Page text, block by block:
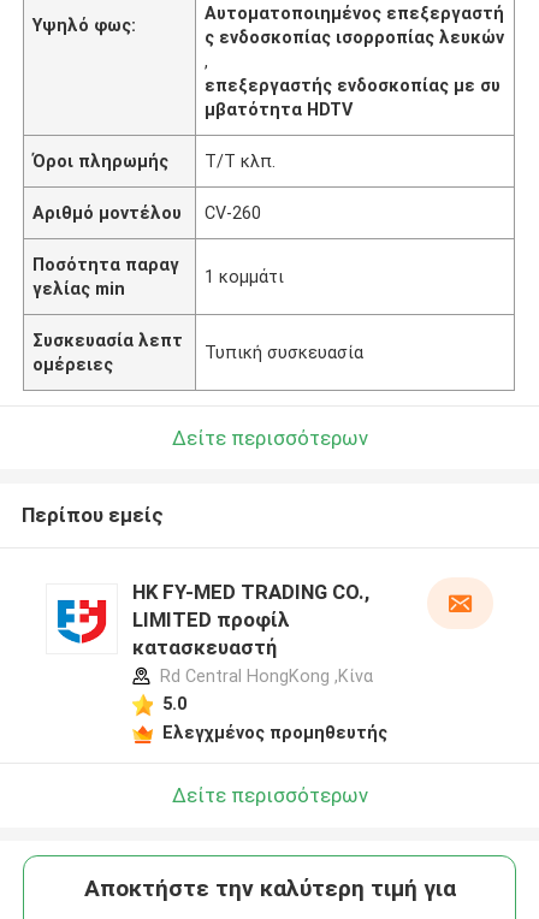
Υψηλό φως:
Αυτοματοποιημένος επεξεργαστή
ς ενδοσκοπίας ισορροπίας λευκών
,
επεξεργαστής ενδοσκοπίας με συ
μβατότητα HDTV
Όροι πληρωμής Τ/Τ κλπ.
Αριθμό μοντέλου CV-260
Ποσότητα παραγ
γελίας min
1 κομμάτι
Συσκευασία λεπτ
ομέρειες
Τυπική συσκευασία
Δείτε περισσότερων
Περίπου εμείς
HK FY-MED TRADING CO.,
LIMITED προφίλ
κατασκευαστή
Rd Central HongKong ,Κίνα
5.0
Ελεγχμένος προμηθευτής
Δείτε περισσότερων
Αποκτήστε την καλύτερη τιμή για